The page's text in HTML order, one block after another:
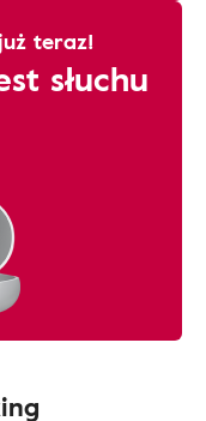
teraz!
słuchu